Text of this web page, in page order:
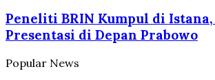
Tapanuli
Nuklir
Hingga
Antariksa
Kumpul
di
Istana,
Akan
Presentasi
Peneliti BRIN Kumpul di
Presentasi di Depan Prabowo
Popular News